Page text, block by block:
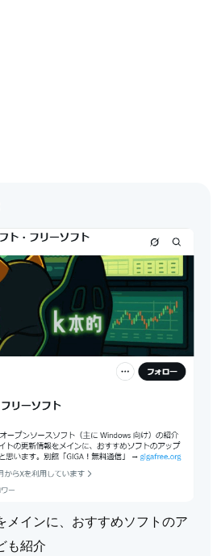
メインに、おすすめソフトのア
も紹介